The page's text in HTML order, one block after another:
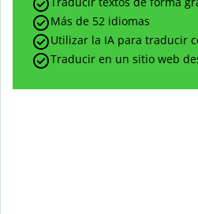
Más de 52 idiomas
Utilizar la IA para traducir
Traducir en un sitio web